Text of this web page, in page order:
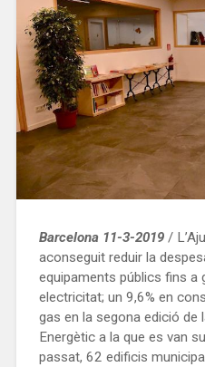
Barcelona 11-3-2019/
aconseguit reduir la
equipaments públics fins a
electricitat; un 9,6% en
gas en la segona edició de
Energètic a la que es van
passat, 62 edificis